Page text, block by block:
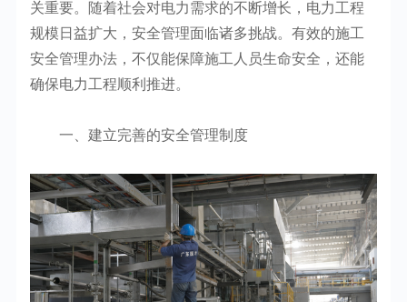
安装教程
工业百科
工业问答
关重要。随着社会对电力需求的不断增长，电力工程
规模日益扩大，安全管理面临诸多挑战。有效的施工
安全管理办法，不仅能保障施工人员生命安全，还能
确保电力工程顺利推进。
一、建立完善的安全管理制度